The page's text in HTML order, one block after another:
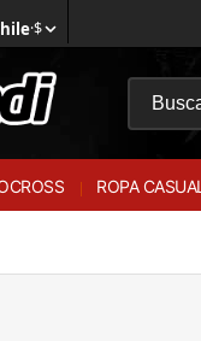
·$
ROPA CASUAL